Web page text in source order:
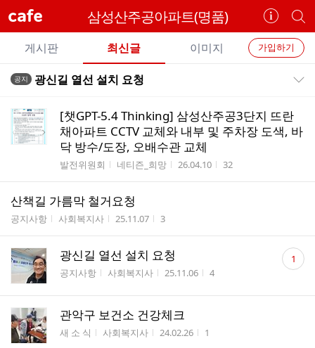
cafe 삼성산주공아파트(명품)
카
페
정
보
개
별
카
페
검
카
페
메
가입하기
게시판 최신글 이미지
전
글
공지 광신길 열선 설치 요청
[챗GPT-5.4 Thinking] 삼성산주공3단지 뜨란
채아파트 CCTV 교체와 내부 및 주차장 도색, 바
닥 방수/도장, 오배수관 교체
게시판명
발전위원회 작성자
네티즌_희망 작성시간
26.04.10 조회수
32
산책길 가름막 철거요청
게시판명
공지사항 작성자
사회복지사 작성시간
25.11.07 조회수
3
광신길 열선 설치 요청
게시판명
공지사항 작성자
사회복지사 작성시간
25.11.06 조회수
4
댓
글 1
관악구 보건소 건강체크
게시판명
새 소 식 작성자
사회복지사 작성시간
24.02.26 조회수
1